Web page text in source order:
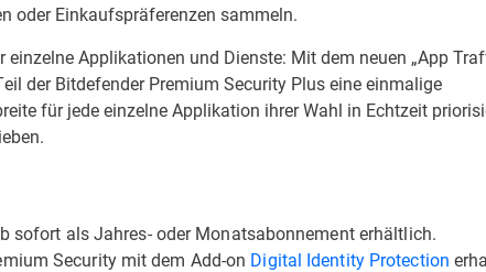
oder Einkaufspräferenzen sammeln.
Applikationen und Dienste: Mit dem neuen „App
der Bitdefender Premium Security Plus eine einmalige
für jede einzelne Applikation ihrer Wahl in Echtzeit
sofort als Jahres- oder Monatsabonnement erhältlich.
Security mit dem Add-on Digital Identity Protection